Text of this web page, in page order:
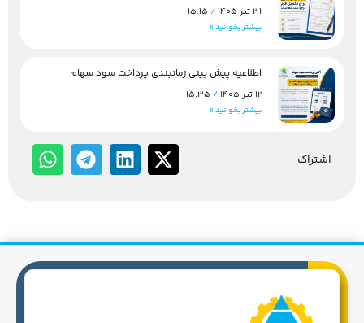
اشتراک
31 تیر 1405
بیشتر بخوانید »
اطلاعیه پیش بینی زمانبندی پرداخت سود سهام
12 تیر 1405
بیشتر بخوانید »